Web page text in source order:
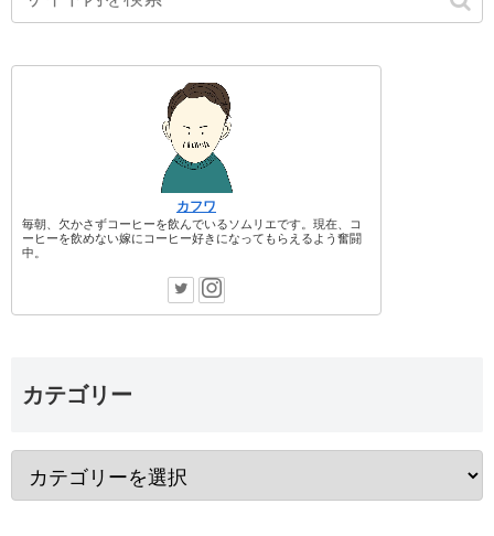
カフワ
毎朝、欠かさずコーヒーを飲んでいるソムリエです。現在、コ
ーヒーを飲めない嫁にコーヒー好きになってもらえるよう奮闘
中。
カテゴリー